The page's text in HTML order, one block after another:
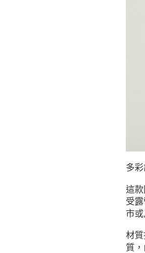
多
這
受
市
材
質